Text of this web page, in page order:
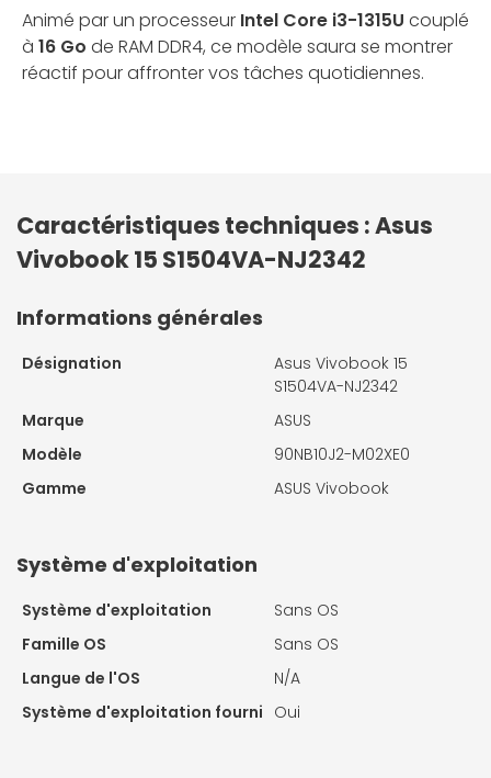
Animé par un processeur Intel Core i3-1315U couplé
à 16 Go de RAM DDR4, ce modèle saura se montrer
réactif pour affronter vos tâches quotidiennes.
Caractéristiques techniques : Asus
Vivobook 15 S1504VA-NJ2342
Informations générales
Désignation
Asus Vivobook 15
S1504VA-NJ2342
Marque
ASUS
Modèle
90NB10J2-M02XE0
Gamme
ASUS Vivobook
Système d'exploitation
Système d'exploitation
Sans OS
Famille OS
Sans OS
Langue de l'OS
N/A
Système d'exploitation fourni Oui